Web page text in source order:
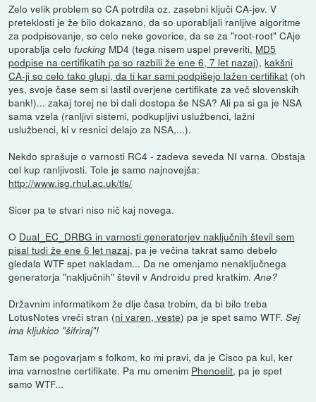
Zelo velik problem so CA potrdila oz. zasebni ključi CA-jev. V
preteklosti je že bilo dokazano, da so uporabljali ranljive algoritme
za podpisovanje, so celo neke govorice, da se za "root-root" CAje
uporablja celofucking MD4 (tega nisem uspel preveriti, MD5
podpise na certifikatih pa so razbili že ene 6, 7 let nazaj),kakšni
CA-ji so celo tako glupi, da ti kar sami podpišejo lažen certifikat (oh
yes, svoje čase sem si lastil overjene certifikate za več slovenskih
bank!)... zakaj torej ne bi dali dostopa še NSA? Ali pa si ga je NSA
sama vzela (ranljivi sistemi, podkupljivi uslužbenci, lažni
uslužbenci, ki v resnici delajo za NSA,...).
Nekdo sprašuje o varnosti RC4 - zadeva seveda NI varna. Obstaja
cel kup ranljivosti. Tole je samo najnovejša:
http://www.isg.rhul.ac.uk/tls/
Sicer pa te stvari niso nič kaj novega.
O Dual_EC_DRBG in varnosti generatorjev naključnih števil sem
pisal tudi že ene 6 let nazaj, pa je večina takrat samo debelo
gledala WTF spet nakladam... Da ne omenjamo nenaključnega
generatorja "naključnih" števil v Androidu pred kratkim.Ane?
Državnim informatikom že dlje časa trobim, da bi bilo treba
LotusNotes vreči stran (ni varen, veste) pa je spet samo WTF.Sej
ima kljukico "šifriraj"!
Tam se pogovarjam s folkom, ko mi pravi, da je Cisco pa kul, ker
ima varnostne certifikate. Pa mu omenim Phenoelit, pa je spet
samo WTF...